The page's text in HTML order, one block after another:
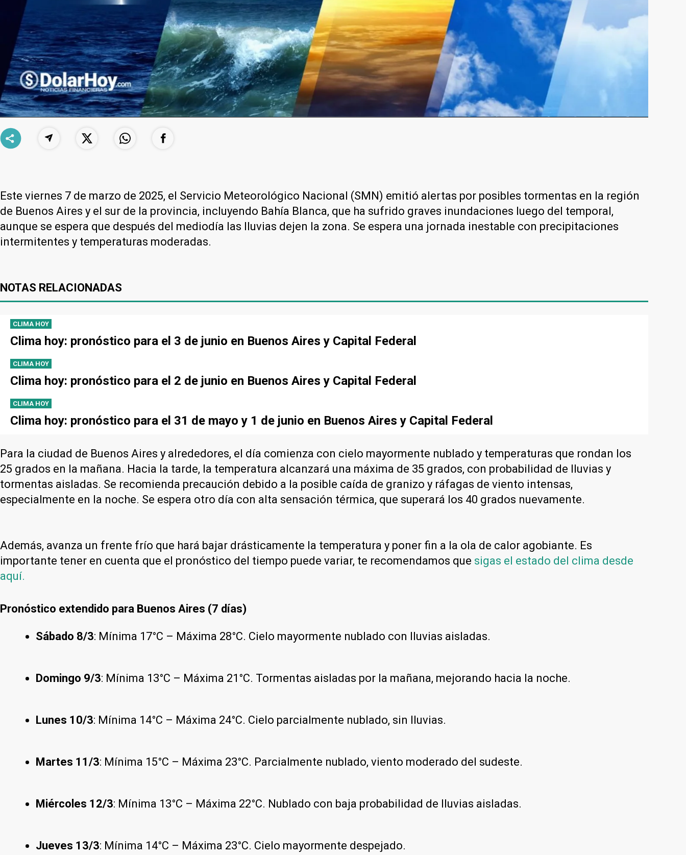
Este viernes 7 de marzo de 2025, el Servicio Meteorológico Nacional (SMN) emitió alertas por posibles tormentas en la región
de Buenos Aires y el sur de la provincia, incluyendo Bahía Blanca, que ha sufrido graves inundaciones luego del temporal,
aunque se espera que después del mediodía las lluvias dejen la zona. Se espera una jornada inestable con precipitaciones
intermitentes y temperaturas moderadas.
NOTAS RELACIONADAS
CLIMA HOY
Clima hoy: pronóstico para el 3 de junio en Buenos Aires y Capital Federal
CLIMA HOY
Clima hoy: pronóstico para el 2 de junio en Buenos Aires y Capital Federal
CLIMA HOY
Clima hoy: pronóstico para el 31 de mayo y 1 de junio en Buenos Aires y Capital Federal
Para la ciudad de Buenos Aires y alrededores, el día comienza con cielo mayormente nublado y temperaturas que rondan los
25 grados en la mañana. Hacia la tarde, la temperatura alcanzará una máxima de 35 grados, con probabilidad de lluvias y
tormentas aisladas. Se recomienda precaución debido a la posible caída de granizo y ráfagas de viento intensas,
especialmente en la noche. Se espera otro día con alta sensación térmica, que superará los 40 grados nuevamente.
Además, avanza un frente frío que hará bajar drásticamente la temperatura y poner fin a la ola de calor agobiante. Es
importante tener en cuenta que el pronóstico del tiempo puede variar, te recomendamos que sigas el estado del clima desde
aquí.
Pronóstico extendido para Buenos Aires (7 días)
Sábado 8/3: Mínima 17°C – Máxima 28°C. Cielo mayormente nublado con lluvias aisladas.
Domingo 9/3: Mínima 13°C – Máxima 21°C. Tormentas aisladas por la mañana, mejorando hacia la noche.
Lunes 10/3: Mínima 14°C – Máxima 24°C. Cielo parcialmente nublado, sin lluvias.
Martes 11/3: Mínima 15°C – Máxima 23°C. Parcialmente nublado, viento moderado del sudeste.
Miércoles 12/3: Mínima 13°C – Máxima 22°C. Nublado con baja probabilidad de lluvias aisladas.
Jueves 13/3: Mínima 14°C – Máxima 23°C. Cielo mayormente despejado.